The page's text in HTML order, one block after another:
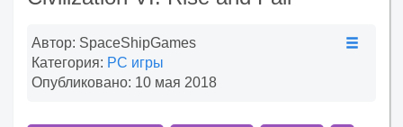
Автор: SpaceShipGames
Категория: PC игры
Опубликовано: 10 мая 2018